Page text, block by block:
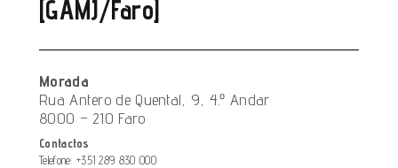
[GAMJ/Faro]
Morada
Rua Antero de Quental, 9, 4.º Andar
8000 – 210 Faro
Contactos
Telefone: +351 289 830 000